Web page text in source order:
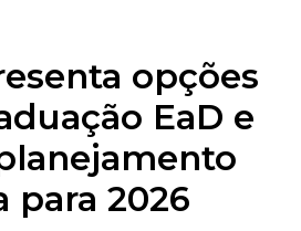
opções
EaD e
para 2026